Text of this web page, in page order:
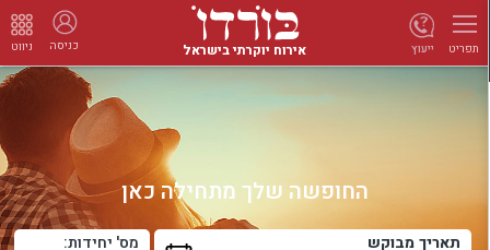
תפריט אירוח יוקרתי בישראל כניסה ניווט ייעוץ
החופשה שלך מתחילה כאן
תאריך מבוקש מס' יחידות: